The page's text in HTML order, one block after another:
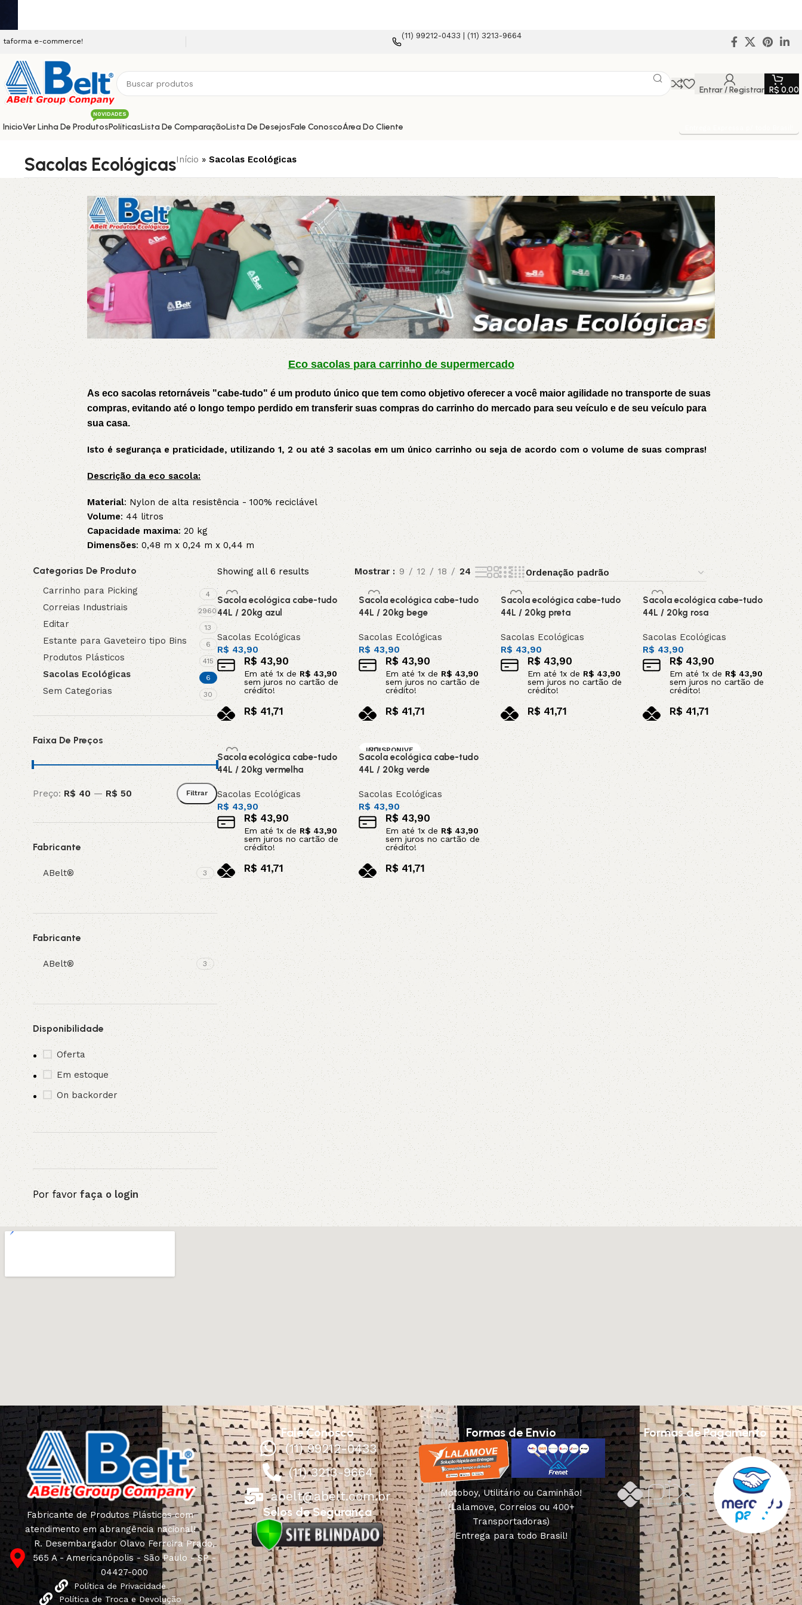
(11) 99212-0433 | (11) 3213-9664
Entrar / Registrar R$ 0,00
InicioVer Linha De Produtos
NOVIDADES
3L 3VX 5V 5VX AA AVX
A AX B BX C CC
CX D PJ PJ PK PK
PL SPA SPB SPC SPZ TB
XPA XPB XPZ ZX
PolíticasLista De ComparaçãoLista De DesejosFale ConoscoÁrea Do Cliente
Sacolas EcológicasInício »Sacolas Ecológicas
Eco sacolas para carrinho de supermercado
As eco sacolas retornáveis "cabe-tudo" é um produto único que tem como objetivo oferecer a você maior agilidade no transporte de suas
compras, evitando até o longo tempo perdido em transferir suas compras do carrinho do mercado para seu veículo e de seu veículo para
sua casa.
Isto é segurança e praticidade, utilizando 1, 2 ou até 3 sacolas em um único carrinho ou seja de acordo com o volume de suas compras!
Descrição da eco sacola:
Material: Nylon de alta resistência - 100% reciclável
Volume: 44 litros
Capacidade maxima: 20 kg
Dimensões: 0,48 m x 0,24 m x 0,44 m
Categorias De Produto
Carrinho para Picking 4
Correias Industriais 2960
Editar 13
Estante para Gaveteiro tipo Bins 6
Produtos Plásticos 415
Sacolas Ecológicas 6
Sem Categorias 30
Faixa De Preços
Filtrar
Preço: R$ 40—R$ 50
Fabricante
ABelt® 3
Fabricante
ABelt® 3
Disponibilidade
Oferta
Em estoque
On backorder
Por favor faça o login
Showing all 6 results Mostrar 9 12 18 24
Sacola ecológica cabe-tudo
44L / 20kg azul
Sacolas Ecológicas
R$43,90
R$ 43,90
Em até1x deR$ 43,90
sem juros no cartão de
crédito!
R$41,71
no pix
Adicionar ao carrinho
Sacola ecológica cabe-tudo
44L / 20kg bege
Sacolas Ecológicas
R$ 43,90
R$ 43,90
Em até1x deR$43,90
sem juros no cartão de
crédito!
R$ 41,71
no pix
Adicionar ao carrinho
Sacola ecológica cabe-tudo
44L / 20kg preta
Sacolas Ecológicas
R$43,90
R$ 43,90
Em até1x deR$ 43,90
sem juros no cartão de
crédito!
R$ 41,71
no pix
Adicionar ao carrinho
Sacola ecológica cabe-tudo
44L / 20kg rosa
Sacolas Ecológicas
R$43,90
R$ 43,90
Em até 1x deR$43,90
sem juros no cartão de
crédito!
R$ 41,71
no pix
Adicionar ao carrinho
Sacola ecológica cabe-tudo
44L / 20kg vermelha
Sacolas Ecológicas
R$ 43,90
R$43,90
Em até 1x de R$ 43,90
sem juros no cartão de
crédito!
R$41,71
no pix
Adicionar ao carrinho
INDISPONIVE
L / SOB ENCO
MENDA
Sacola ecológica cabe-tudo
44L / 20kg verde
Sacolas Ecológicas
R$43,90
R$43,90
Em até1x deR$ 43,90
sem juros no cartão de
crédito!
R$ 41,71
no pix
Leia mais
Fabricante de Produtos Plásticos com
atendimento em abrangência nacional!
R. Desembargador Olavo Ferreira Prado,
565 A - Americanópolis - São Paulo - SP -
04427-000
Política de Privacidade
Política de Troca e Devolução
Fale Conosco
(11) 99212-0433
(11) 3213-9664
abelt@abelt.com.br
Selos de Segurança
Formas de Envio
Motoboy, Utilitário ou Caminhão!
(Lalamove, Correios ou 400+
Transportadoras)
Entrega para todo Brasil!
Formas de Pagamento